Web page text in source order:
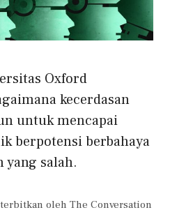
Oxford
kecerdasan
untuk mencapai
berpotensi berbahaya
yang salah.
oleh The Conversation